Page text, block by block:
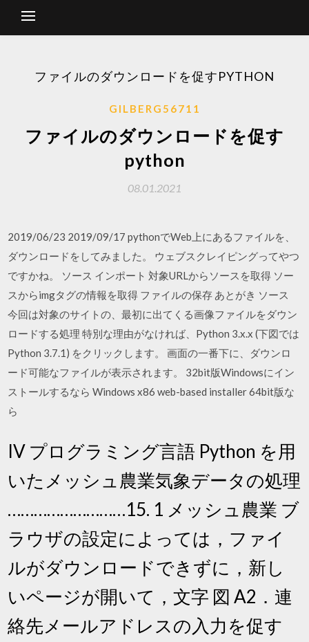
ファイルのダウンロードを促すPYTHON
GILBERG56711
ファイルのダウンロードを促す
python
08.01.2021
2019/06/23 2019/09/17 pythonでWeb上にあるファイルを、
ダウンロードをしてみました。 ウェブスクレイピングってやつ
ですかね。 ソース インポート 対象URLからソースを取得 ソー
スからimgタグの情報を取得 ファイルの保存 あとがき ソース
今回は対象のサイトの、最初に出てくる画像ファイルをダウン
ロードする処理 特別な理由がなければ、Python 3.x.x (下図では
Python 3.7.1) をクリックします。 画面の一番下に、ダウンロ
ード可能なファイルが表示されます。 32bit版Windowsにイン
ストールするなら Windows x86 web-based installer 64bit版な
ら
IV プログラミング言語 Python を用
いたメッシュ農業気象データの処理
………………………15. 1 メッシュ農業 ブ
ラウザの設定によっては，ファイ
ルがダウンロードできずに，新し
いページが開いて，文字 図 A2．連
絡先メールアドレスの入力を促す